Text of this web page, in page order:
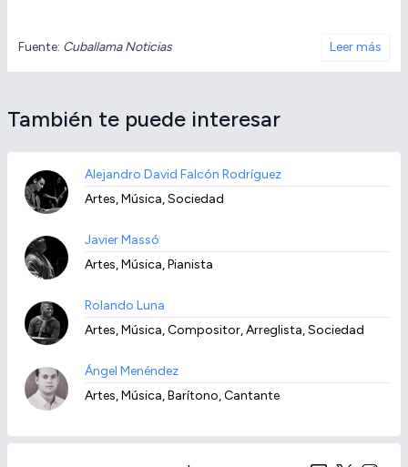
Fuente: Cuballama Noticias Leer más
También te puede interesar
Alejandro David Falcón Rodríguez
Artes, Música, Sociedad
Javier Massó
Artes, Música, Pianista
Rolando Luna
Artes, Música, Compositor, Arreglista, Sociedad
Ángel Menéndez
Artes, Música, Barítono, Cantante